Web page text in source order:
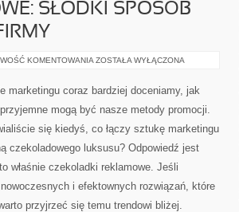
SŁODKI SPOSÓB
KOMENTOWANIA CZEKOLADKI
SPOSÓB
NA
TWOJEJ
ZOSTAŁA WYŁĄCZONA
marketingu coraz bardziej doceniamy, jak
mogą być nasze metody promocji.
się kiedyś, co łączy sztukę marketingu
czekoladowego luksusu? Odpowiedź jest
właśnie czekoladki reklamowe. Jeśli
i efektownych rozwiązań, które
przyjrzeć się temu trendowi bliżej.